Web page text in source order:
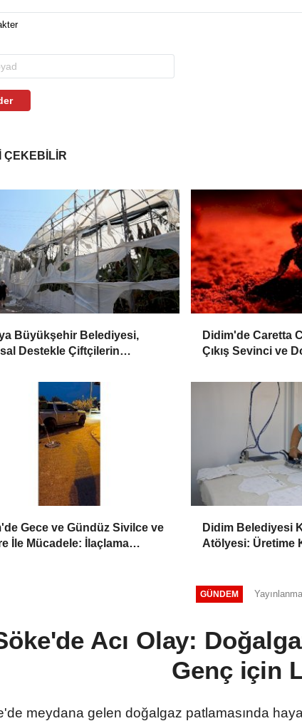
ÇEKEBILIR
Büyükşehir Belediyesi,
Destekle Çiftçilerin
Didim'de Caretta
Çıkış Sevinci ve
Gece ve Gündüz Sivilce ve
İle Mücadele: İlaçlama
Didim Belediyesi
Atölyesi: Üretime
GÜNDEM
Acı Olay:
Genç için
meydana gelen doğalgaz patlamasında